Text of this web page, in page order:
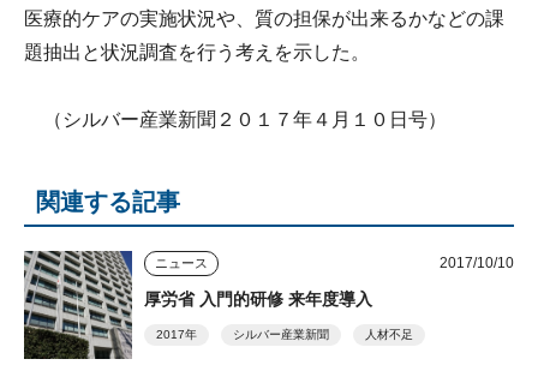
医療的ケアの実施状況や、質の担保が出来るかなどの課
題抽出と状況調査を行う考えを示した。
（シルバー産業新聞２０１７年４月１０日号）
関連する記事
ニュース 2017/10/10
厚労省 入門的研修 来年度導入
2017年 シルバー産業新聞 人材不足